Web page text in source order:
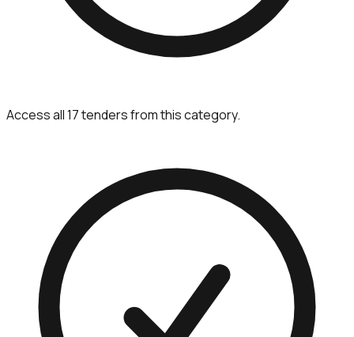
Access all 17 tenders from this category.